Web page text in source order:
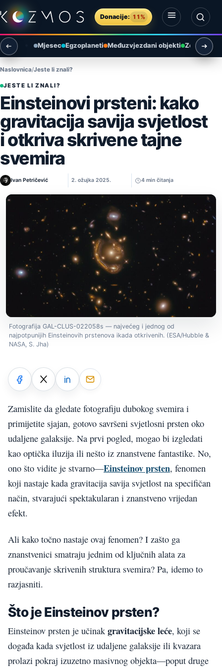
Preskoči na sadržaj
Donacije: 11%
Otvori izbornik
Otvori pretragu
Mjesec Egzoplaneti Međuzvjezdani objekti Zemlja i
Naslovnica Jeste li znali?
JESTE LI ZNALI?
Einsteinovi prsteni: kako
gravitacija savija svjetlost
i otkriva skrivene tajne
svemira
Ivan Petričević 2. ožujka 2025. 4 min čitanja
Fotografija GAL-CLUS-022058s — najvećeg i jednog od
najpotpunijih Einsteinovih prstenova ikada otkrivenih. (ESA/Hubble &
NASA, S. Jha)
Zamislite da gledate fotografiju dubokog svemira i
primijetite sjajan, gotovo savršeni svjetlosni prsten oko
udaljene galaksije. Na prvi pogled, mogao bi izgledati
kao optička iluzija ili nešto iz znanstvene fantastike. No,
ono što vidite je stvarno—Einsteinov prsten, fenomen
koji nastaje kada gravitacija savija svjetlost na specifičan
način, stvarajući spektakularan i znanstveno vrijedan
efekt.
Ali kako točno nastaje ovaj fenomen? I zašto ga
znanstvenici smatraju jednim od ključnih alata za
proučavanje skrivenih struktura svemira? Pa, idemo to
razjasniti.
Što je Einsteinov prsten?
Einsteinov prsten je učinak gravitacijske leće, koji se
događa kada svjetlost iz udaljene galaksije ili kvazara
prolazi pokraj izuzetno masivnog objekta—poput druge